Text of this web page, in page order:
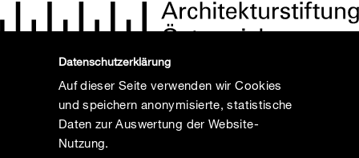
Datenschutzerklärung
Auf dieser Seite verwenden wir Cookies
und speichern anonymisierte, statistische
Daten zur Auswertung der Website-
Nutzung.